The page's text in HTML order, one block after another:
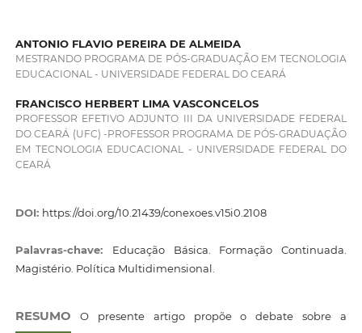
ANTONIO FLAVIO PEREIRA DE ALMEIDA
MESTRANDO PROGRAMA DE PÓS-GRADUAÇÃO EM TECNOLOGIA
EDUCACIONAL - UNIVERSIDADE FEDERAL DO CEARÁ
FRANCISCO HERBERT LIMA VASCONCELOS
PROFESSOR EFETIVO ADJUNTO III DA UNIVERSIDADE FEDERAL
DO CEARÁ (UFC) -PROFESSOR PROGRAMA DE PÓS-GRADUAÇÃO
EM TECNOLOGIA EDUCACIONAL - UNIVERSIDADE FEDERAL DO
CEARÁ
DOI: https://doi.org/10.21439/conexoes.v15i0.2108
Palavras-chave: Educação Básica. Formação Continuada.
Magistério. Política Multidimensional.
RESUMO O presente artigo propõe o debate sobre a